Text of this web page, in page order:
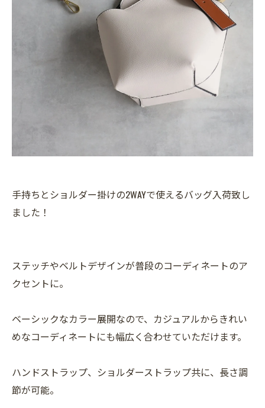
手持ちとショルダー掛けの2WAYで使えるバッグ入荷致し
ました！
ステッチやベルトデザインが普段のコーディネートのア
クセントに。
ベーシックなカラー展開なので、カジュアルからきれい
めなコーディネートにも幅広く合わせていただけます。
ハンドストラップ、ショルダーストラップ共に、長さ調
節が可能。